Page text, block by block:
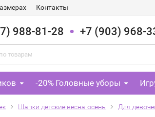
Контакты
988-81-28 +7 (903) 968-
-20% Головные уборы
Шапки детские весна-осень Для